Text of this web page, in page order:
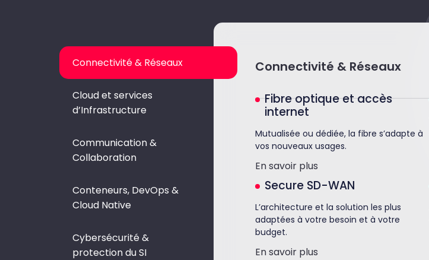
Connectivité & Réseaux
Cloud et services
d’Infrastructure
Communication &
Collaboration
Conteneurs, DevOps &
Cloud Native
Cybersécurité &
protection du SI
Connectivité & Réseaux
Fibre optique et accès
internet
Mutualisée ou dédiée, la fibre s’adapte à
vos nouveaux usages.
En savoir plus
Secure SD-WAN
L’architecture et la solution les plus
adaptées à votre besoin et à votre
budget.
En savoir plus